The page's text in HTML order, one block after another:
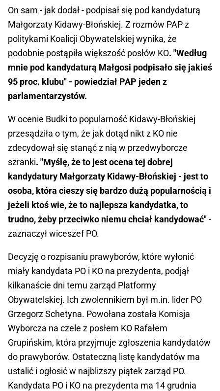
On sam - jak dodał - podpisał się pod kandydaturą
Małgorzaty Kidawy-Błońskiej. Z rozmów PAP z
politykami Koalicji Obywatelskiej wynika, że
podobnie postąpiła większość posłów KO. "Według
mnie pod kandydaturą Małgosi podpisało się jakieś
95 proc. klubu" - powiedział PAP jeden z
parlamentarzystów.
W ocenie Budki to popularność Kidawy-Błońskiej
przesądziła o tym, że jak dotąd nikt z KO nie
zdecydował się stanąć z nią w przedwyborcze
szranki. "Myślę, że to jest ocena tej dobrej
kandydatury Małgorzaty Kidawy-Błońskiej - jest to
osoba, która cieszy się bardzo dużą popularnością i
jeżeli ktoś wie, że to najlepsza kandydatka, to
trudno, żeby przeciwko niemu chciał kandydować"-
zaznaczył wiceszef PO.
Decyzję o rozpisaniu prawyborów, które wyłonić
miały kandydata PO i KO na prezydenta, podjął
kilkanaście dni temu zarząd Platformy
Obywatelskiej. Ich zwolennikiem był m.in. lider PO
Grzegorz Schetyna. Powołana została Komisja
Wyborcza na czele z posłem KO Rafałem
Grupińskim, która przyjmuje zgłoszenia kandydatów
do prawyborów. Ostateczną listę kandydatów ma
ustalić i ogłosić w najbliższy piątek zarząd PO.
Kandydata PO i KO na prezydenta ma 14 grudnia